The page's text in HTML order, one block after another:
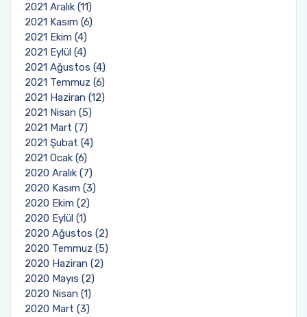
2021 Aralık (11)
2021 Kasım (6)
2021 Ekim (4)
2021 Eylül (4)
2021 Ağustos (4)
2021 Temmuz (6)
2021 Haziran (12)
2021 Nisan (5)
2021 Mart (7)
2021 Şubat (4)
2021 Ocak (6)
2020 Aralık (7)
2020 Kasım (3)
2020 Ekim (2)
2020 Eylül (1)
2020 Ağustos (2)
2020 Temmuz (5)
2020 Haziran (2)
2020 Mayıs (2)
2020 Nisan (1)
2020 Mart (3)